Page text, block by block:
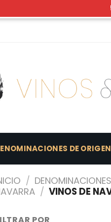
DE
/
/ VINOS DE
POR